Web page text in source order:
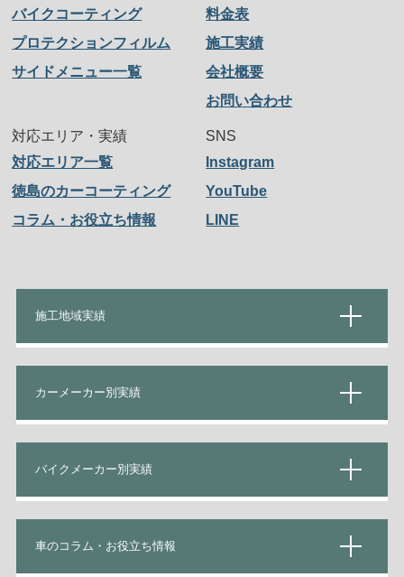
バイクコーティング
プロテクションフィルム
サイドメニュー一覧
料金表
施工実績
会社概要
お問い合わせ
対応エリア・実績
対応エリア一覧
徳島のカーコーティング
コラム・お役立ち情報
SNS
Instagram
YouTube
LINE
施工地域実績
カーメーカー別実績
バイクメーカー別実績
車のコラム・お役立ち情報